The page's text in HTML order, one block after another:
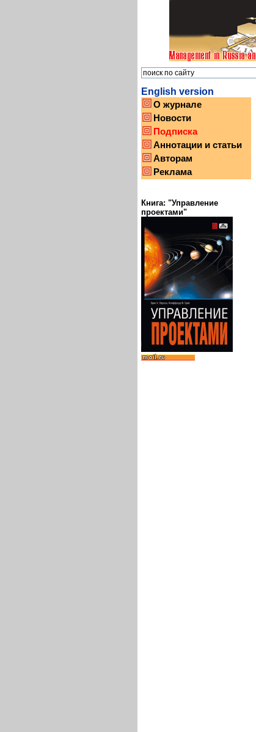
English version
О журнале
Новости
Подписка
Аннотации и статьи
Авторам
Реклама
Книга: "Управление
проектами"